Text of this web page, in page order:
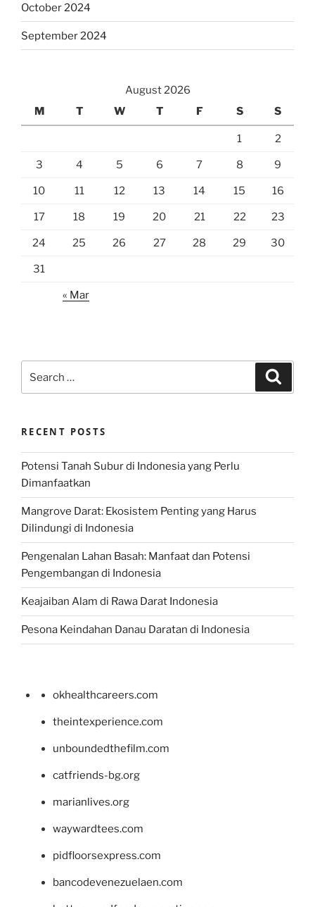
October 2024
September 2024
August 2026
M
T W T F S S
1 2
3 4 5 6 7 8 9
10 11 12 13 14 15 16
17 18 19 20 21 22 23
24 25 26 27 28 29 30
31
« Mar
for:
RECENT POSTS
Potensi Tanah Subur di Indonesia yang Perlu
Dimanfaatkan
Mangrove Darat: Ekosistem Penting yang Harus
Dilindungi di Indonesia
Pengenalan Lahan Basah: Manfaat dan Potensi
Pengembangan di Indonesia
Keajaiban Alam di Rawa Darat Indonesia
Pesona Keindahan Danau Daratan di Indonesia
okhealthcareers.com
theintexperience.com
unboundedthefilm.com
catfriends-bg.org
marianlives.org
waywardtees.com
pidfloorsexpress.com
bancodevenezuelaen.com